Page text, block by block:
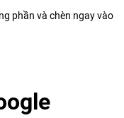
phần và chèn ngay vào